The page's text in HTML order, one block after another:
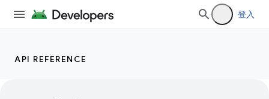
登入
API REFERENCE